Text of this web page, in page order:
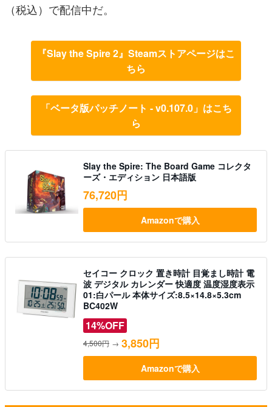
（税込）で配信中だ。
『Slay the Spire 2』Steamストアページはこ
ちら
「ベータ版パッチノート - v0.107.0」はこち
ら
Slay the Spire: The Board Game コレクタ
ーズ・エディション 日本語版
76,720円
Amazonで購入
セイコー クロック 置き時計 目覚まし時計 電
波 デジタル カレンダー 快適度 温度湿度表示
01:白パール 本体サイズ:8.5×14.8×5.3cm
BC402W
14%OFF
4,500円 → 3,850円
Amazonで購入